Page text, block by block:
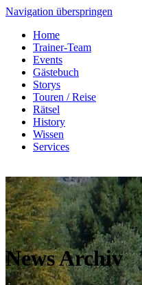
Navigation überspringen
Home
Trainer-Team
Events
Gästebuch
Storys
Touren / Reise
Rätsel
History
Wissen
Services
News Archiv